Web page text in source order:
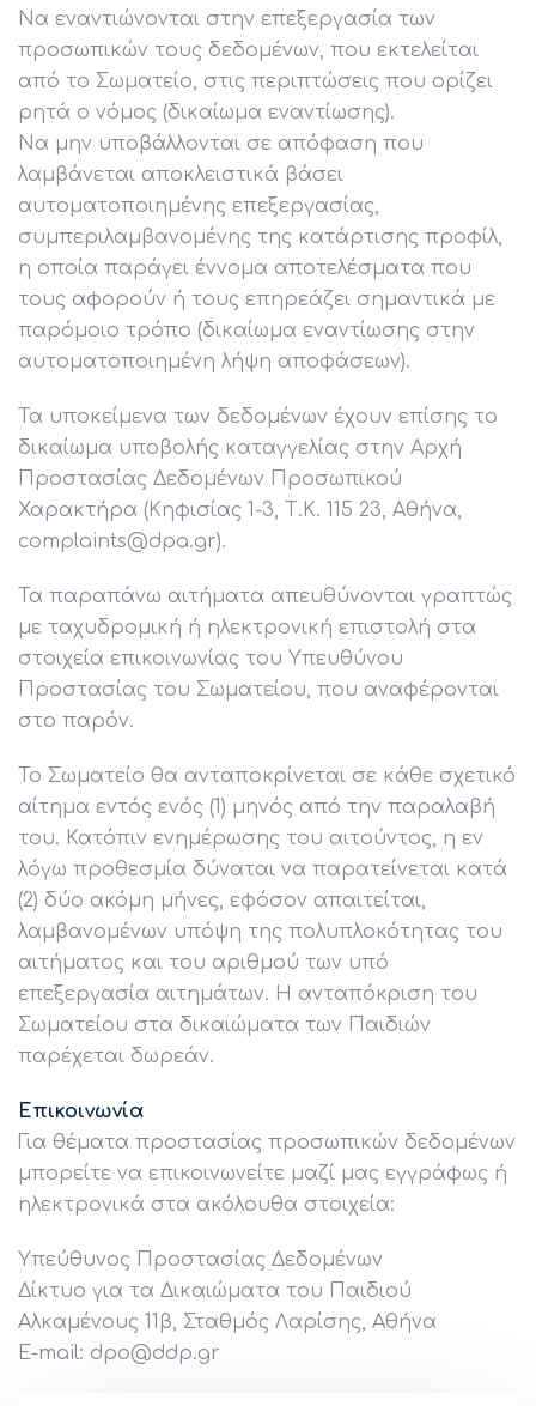
Να εναντιώνονται στην επεξεργασία των
προσωπικών τους δεδομένων, που εκτελείται
από το Σωματείο, στις περιπτώσεις που ορίζει
ρητά ο νόμος (δικαίωμα εναντίωσης).
Να μην υποβάλλονται σε απόφαση που
λαμβάνεται αποκλειστικά βάσει
αυτοματοποιημένης επεξεργασίας,
συμπεριλαμβανομένης της κατάρτισης προφίλ,
η οποία παράγει έννομα αποτελέσματα που
τους αφορούν ή τους επηρεάζει σημαντικά με
παρόμοιο τρόπο (δικαίωμα εναντίωσης στην
αυτοματοποιημένη λήψη αποφάσεων).
Τα υποκείμενα των δεδομένων έχουν επίσης το
δικαίωμα υποβολής καταγγελίας στην Αρχή
Προστασίας Δεδομένων Προσωπικού
Χαρακτήρα (Κηφισίας 1-3, Τ.Κ. 115 23, Αθήνα,
complaints@dpa.gr).
Τα παραπάνω αιτήματα απευθύνονται γραπτώς
με ταχυδρομική ή ηλεκτρονική επιστολή στα
στοιχεία επικοινωνίας του Υπευθύνου
Προστασίας του Σωματείου, που αναφέρονται
στο παρόν.
Το Σωματείο θα ανταποκρίνεται σε κάθε σχετικό
αίτημα εντός ενός (1) μηνός από την παραλαβή
του. Κατόπιν ενημέρωσης του αιτούντος, η εν
λόγω προθεσμία δύναται να παρατείνεται κατά
(2) δύο ακόμη μήνες, εφόσον απαιτείται,
λαμβανομένων υπόψη της πολυπλοκότητας του
αιτήματος και του αριθμού των υπό
επεξεργασία αιτημάτων. Η ανταπόκριση του
Σωματείου στα δικαιώματα των Παιδιών
παρέχεται δωρεάν.
Επικοινωνία
Για θέματα προστασίας προσωπικών δεδομένων
μπορείτε να επικοινωνείτε μαζί μας εγγράφως ή
ηλεκτρονικά στα ακόλουθα στοιχεία:
Υπεύθυνος Προστασίας Δεδομένων
Δίκτυο για τα Δικαιώματα του Παιδιού
Αλκαμένους 11β, Σταθμός Λαρίσης, Αθήνα
E-mail: dpo@ddp.gr